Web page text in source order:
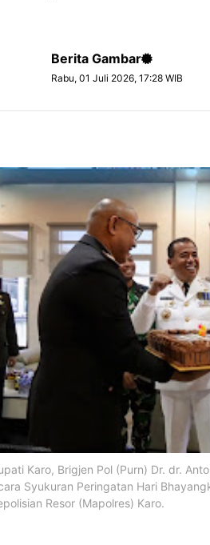
Berita Gambar
Rabu, 01 Juli 2026, 17:28 WIB
Karo, Brigjen Pol (Purn) Dr. dr.
Syukuran Peringatan Hari
Resor (Mapolres) Karo.